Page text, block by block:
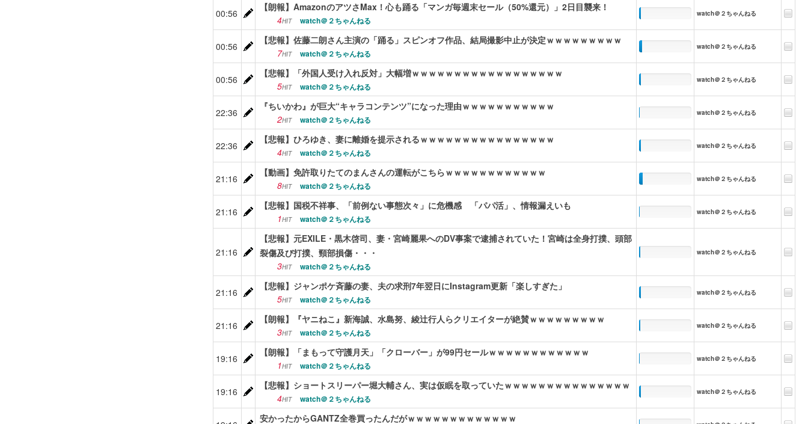
00:56
【朗報】AmazonのアツさMax！心も踊る「マンガ毎週末セール（50%還元）」2日目襲来！
4HIT watch＠２ちゃんねる
watch＠２ちゃんねる
00:56
【悲報】佐藤二朗さん主演の「踊る」スピンオフ作品、結局撮影中止が決定ｗｗｗｗｗｗｗｗｗ
7HIT watch＠２ちゃんねる
watch＠２ちゃんねる
00:56
【悲報】「外国人受け入れ反対」大幅増ｗｗｗｗｗｗｗｗｗｗｗｗｗｗｗｗｗｗ
5HIT watch＠２ちゃんねる
watch＠２ちゃんねる
22:36
『ちいかわ』が巨大“キャラコンテンツ”になった理由ｗｗｗｗｗｗｗｗｗｗｗ
2HIT watch＠２ちゃんねる
watch＠２ちゃんねる
22:36
【悲報】ひろゆき、妻に離婚を提示されるｗｗｗｗｗｗｗｗｗｗｗｗｗｗｗｗ
4HIT watch＠２ちゃんねる
watch＠２ちゃんねる
21:16
【動画】免許取りたてのまんさんの運転がこちらｗｗｗｗｗｗｗｗｗｗｗｗ
8HIT watch＠２ちゃんねる
watch＠２ちゃんねる
21:16
【悲報】国税不祥事、「前例ない事態次々」に危機感 「パパ活」、情報漏えいも
1HIT watch＠２ちゃんねる
watch＠２ちゃんねる
21:16
【悲報】元EXILE・黒木啓司、妻・宮崎麗果へのDV事案で逮捕されていた！宮崎は全身打撲、頭部
裂傷及び打撲、頸部損傷・・・
3HIT watch＠２ちゃんねる
watch＠２ちゃんねる
21:16
【悲報】ジャンポケ斉藤の妻、夫の求刑7年翌日にInstagram更新「楽しすぎた」
5HIT watch＠２ちゃんねる
watch＠２ちゃんねる
21:16
【朗報】『ヤニねこ』新海誠、水島努、綾辻行人らクリエイターが絶賛ｗｗｗｗｗｗｗｗｗ
3HIT watch＠２ちゃんねる
watch＠２ちゃんねる
19:16
【朗報】「まもって守護月天」「クローバー」が99円セールｗｗｗｗｗｗｗｗｗｗｗｗ
1HIT watch＠２ちゃんねる
watch＠２ちゃんねる
19:16
【悲報】ショートスリーパー堀大輔さん、実は仮眠を取っていたｗｗｗｗｗｗｗｗｗｗｗｗｗｗｗ
4HIT watch＠２ちゃんねる
watch＠２ちゃんねる
安かったからGANTZ全巻買ったんだがｗｗｗｗｗｗｗｗｗｗｗｗｗ